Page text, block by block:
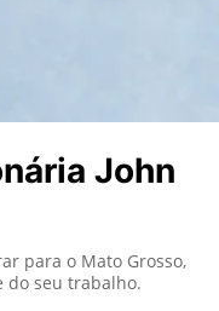
John
para o Mato Grosso,
do seu trabalho.